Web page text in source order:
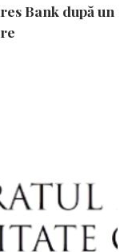
Bank după un